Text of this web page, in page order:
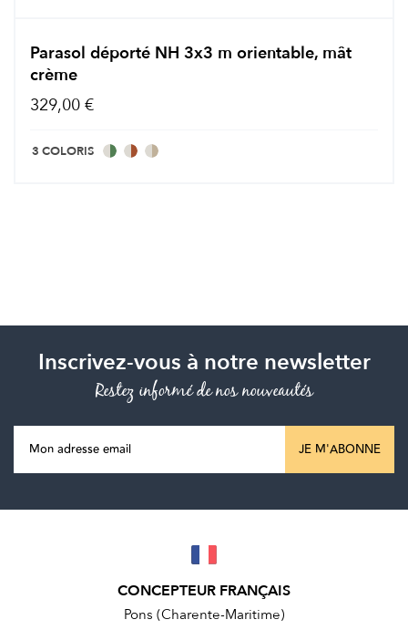
Parasol déporté NH 3x3 m orientable, mât
crème
329,00 €
3 COLORIS
Inscrivez-vous à notre newsletter
Restez informé de nos nouveautés
JE M'ABONNE
CONCEPTEUR FRANÇAIS
Pons (Charente-Maritime)